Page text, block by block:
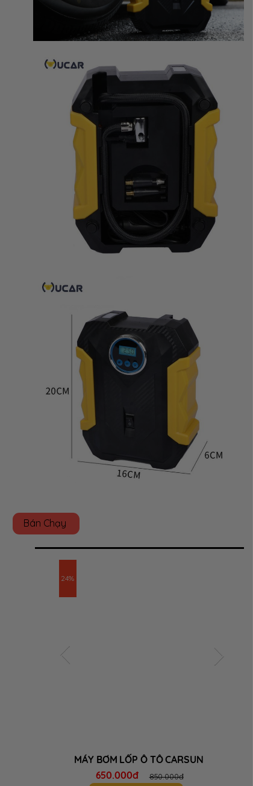
Bán Chạy
MÁY BƠM LỐP Ô TÔ CARSUN
24%
650.000đ 850.000đ